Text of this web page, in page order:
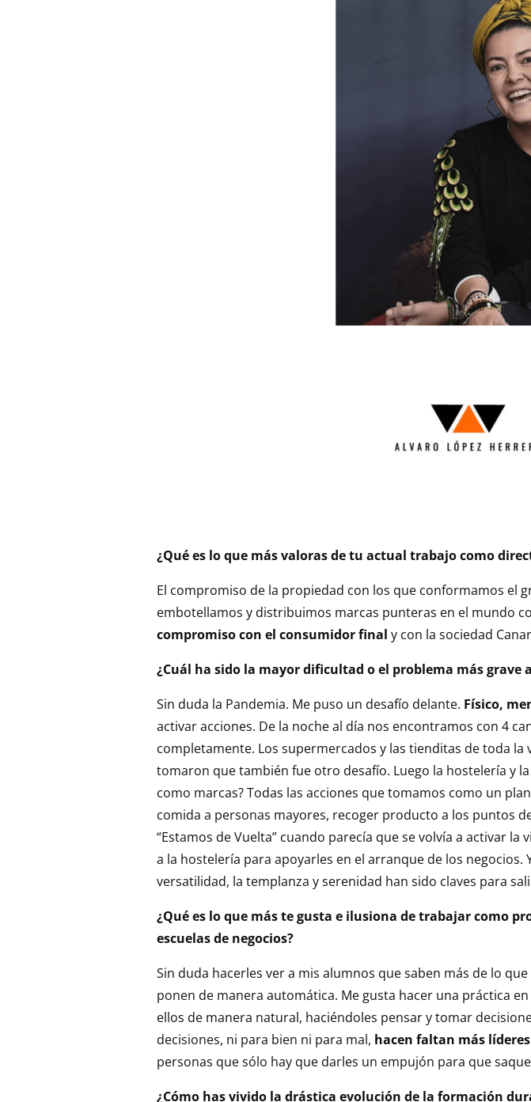
¿Qué es lo que más valoras de tu actual trabajo como
El compromiso de la propiedad con los que conformamos
embotellamos y distribuimos marcas punteras en el mundo
compromiso con el consumidor final y con la sociedad
¿Cuál ha sido la mayor dificultad o el problema más
Sin duda la Pandemia. Me puso un desafío delante. Físico,
activar acciones. De la noche al día nos encontramos con 4
completamente. Los supermercados y las tienditas de toda
tomaron que también fue otro desafío. Luego la hostelería y
como marcas? Todas las acciones que tomamos como un
comida a personas mayores, recoger producto a los puntos
“Estamos de Vuelta” cuando parecía que se volvía a activar
a la hostelería para apoyarles en el arranque de los negocios.
versatilidad, la templanza y serenidad han sido claves para
¿Qué es lo que más te gusta e ilusiona de trabajar como
escuelas de negocios?
Sin duda hacerles ver a mis alumnos que saben más de lo
ponen de manera automática. Me gusta hacer una práctica
ellos de manera natural, haciéndoles pensar y tomar
decisiones, ni para bien ni para mal, hacen faltan más líderes
personas que sólo hay que darles un empujón para que
¿Cómo has vivido la drástica evolución de la formación